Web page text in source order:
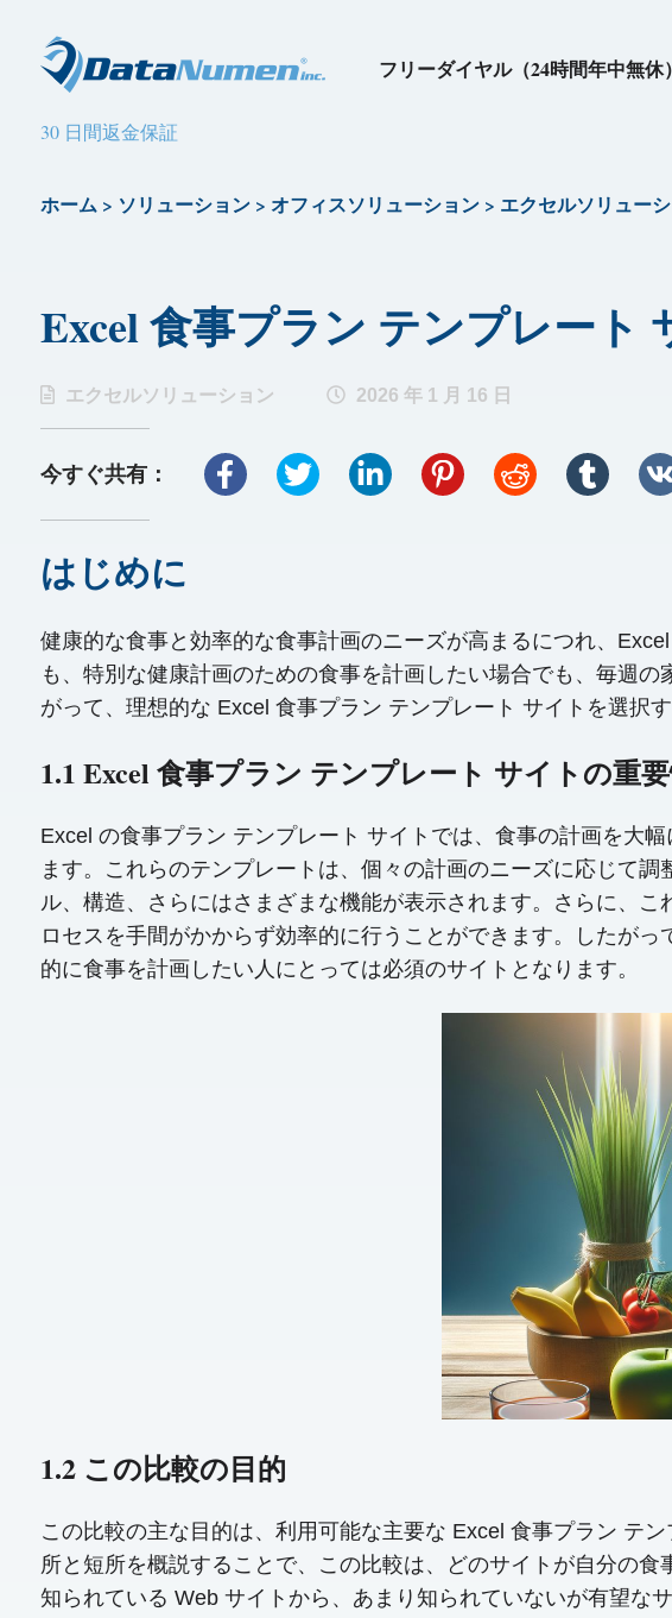
フリーダイヤル（24時間年中無
30 日間返金保証
ホーム> ソリューション> オフィスソリューション> エクセルソリュー
Excel 食事プラン テンプレート
エクセルソリューション 2026 年 1 月 16 日
今すぐ共有：
はじめに
健康的な食事と効率的な食事計画のニーズが高まるにつれ、
も、特別な健康計画のための食事を計画したい場合でも、毎週
がって、理想的な Excel 食事プラン テンプレート サイトを選択
1.1 Excel 食事プラン テンプレート サイトの重
Excel の食事プラン テンプレート サイトでは、食事の計画を大
ます。これらのテンプレートは、個々の計画のニーズに応じて
ル、構造、さらにはさまざまな機能が表示されます。さらに、
ロセスを手間がかからず効率的に行うことができます。したが
的に食事を計画したい人にとっては必須のサイトとなります。
1.2 この比較の目的
この比較の主な目的は、利用可能な主要な Excel 食事プラン テ
所と短所を概説することで、この比較は、どのサイトが自分の
知られている Web サイトから、あまり知られていないが有望な